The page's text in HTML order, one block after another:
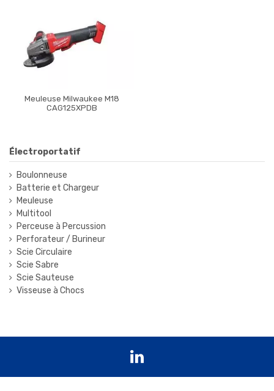
Meuleuse Milwaukee M18
CAG125XPDB
Électroportatif
Boulonneuse
Batterie et Chargeur
Meuleuse
Multitool
Perceuse à Percussion
Perforateur / Burineur
Scie Circulaire
Scie Sabre
Scie Sauteuse
Visseuse à Chocs